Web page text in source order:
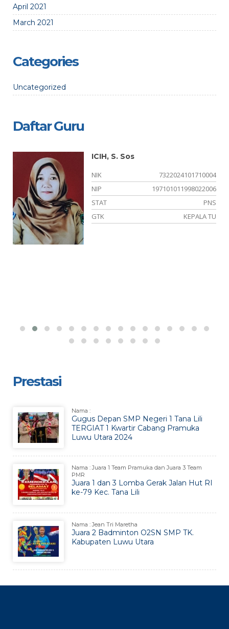
April 2021
March 2021
Categories
Uncategorized
Daftar Guru
ICIH, S. Sos
NIK
7322024101710004
NIP
197101011998022006
STAT
PNS
GTK
KEPALA TU
Prestasi
Nama :
Gugus Depan SMP Negeri 1 Tana Lili
TERGIAT 1 Kwartir Cabang Pramuka
Luwu Utara 2024
Nama : Juara 1 Team Pramuka dan Juara 3 Team
PMR
Juara 1 dan 3 Lomba Gerak Jalan Hut RI
ke-79 Kec. Tana Lili
Nama : Jean Tri Maretha
Juara 2 Badminton O2SN SMP TK.
Kabupaten Luwu Utara